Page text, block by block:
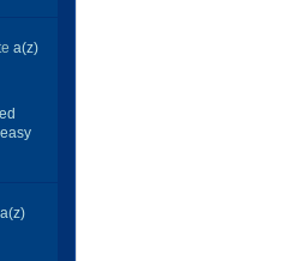
a(z)
a(z)